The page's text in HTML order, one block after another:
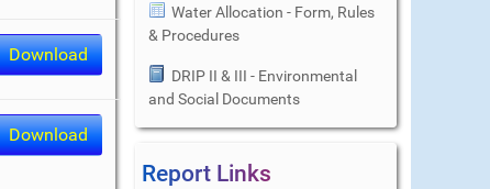
Download
Download
Water Allocation - Form, Rules
& Procedures
DRIP II & III - Environmental
and Social Documents
Report Links